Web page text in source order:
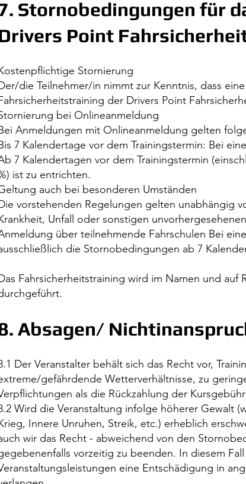
Stornobedingungen für
Point
Stornierung
die Teilnehmer/in nimmt zur Kenntnis, dass
der Drivers Point
bei Onlineanmeldung
Anmeldungen mit Onlineanmeldung gelten
7 Kalendertage vor dem Trainingstermin: Bei
7 Kalendertagen vor dem Trainingstermin
ist zu entrichten.
auch bei besonderen Umständen
vorstehenden Regelungen gelten unabhängig
Unfall oder sonstigen
über teilnehmende Fahrschulen Bei
die Stornobedingungen ab 7
Fahrsicherheitstraining wird im Namen und
Absagen/
Der Veranstalter behält sich das Recht vor,
gefährdende Wetterverhältnisse, zu
als die Rückzahlung der
Wird die Veranstaltung infolge höherer Gewalt
Innere Unruhen, Streik, etc.) erheblich
wir das Recht - abweichend von den
vorzeitig zu beenden. In diesem
eine Entschädigung in